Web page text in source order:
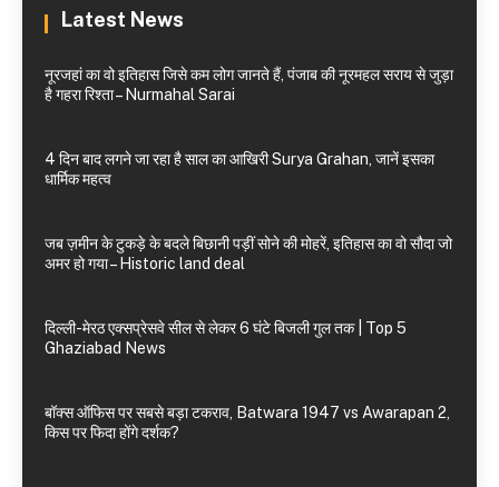
Latest News
नूरजहां का वो इतिहास जिसे कम लोग जानते हैं, पंजाब की नूरमहल सराय से जुड़ा
है गहरा रिश्ता – Nurmahal Sarai
4 दिन बाद लगने जा रहा है साल का आखिरी Surya Grahan, जानें इसका
धार्मिक महत्व
जब ज़मीन के टुकड़े के बदले बिछानी पड़ीं सोने की मोहरें, इतिहास का वो सौदा जो
अमर हो गया – Historic land deal
दिल्ली-मेरठ एक्सप्रेसवे सील से लेकर 6 घंटे बिजली गुल तक | Top 5
Ghaziabad News
बॉक्स ऑफिस पर सबसे बड़ा टकराव, Batwara 1947 vs Awarapan 2,
किस पर फिदा होंगे दर्शक?